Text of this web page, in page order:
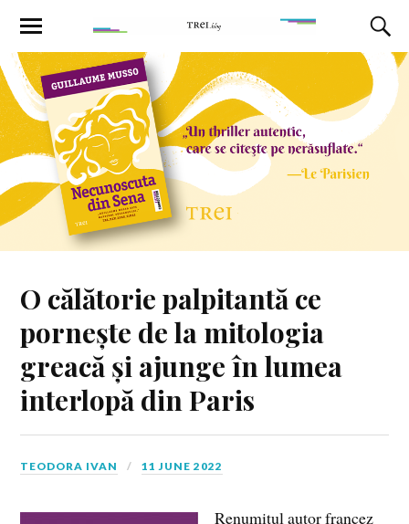
O călătorie palpitantă ce
pornește de la mitologia
greacă și ajunge în lumea
interlopă din Paris
TEODORA IVAN 11 JUNE 2022
Renumitul autor francez